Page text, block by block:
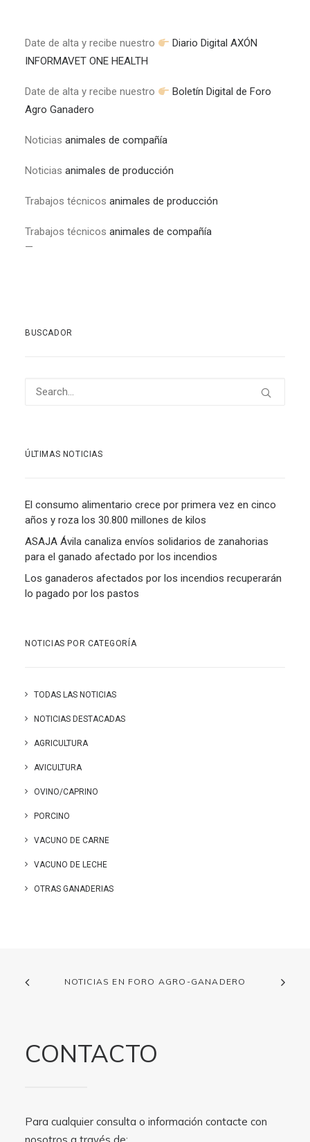
Date de alta y recibe nuestro
Diario Digital AXÓN
INFORMAVET ONE HEALTH
Date de alta y recibe nuestro
Boletín Digital de Foro
Agro Ganadero
Noticias animales de compañía
Noticias animales de producción
Trabajos técnicos animales de producción
Trabajos técnicos animales de compañía
—
BUSCADOR
ÚLTIMAS NOTICIAS
El consumo alimentario crece por primera vez en cinco
años y roza los 30.800 millones de kilos
ASAJA Ávila canaliza envíos solidarios de zanahorias
para el ganado afectado por los incendios
Los ganaderos afectados por los incendios recuperarán
lo pagado por los pastos
NOTICIAS POR CATEGORÍA
TODAS LAS NOTICIAS
NOTICIAS DESTACADAS
AGRICULTURA
AVICULTURA
OVINO/CAPRINO
PORCINO
VACUNO DE CARNE
VACUNO DE LECHE
OTRAS GANADERIAS
NOTICIAS EN FORO AGRO-GANADERO
CONTACTO
Para cualquier consulta o información contacte con